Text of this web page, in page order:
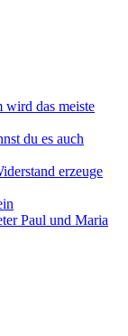
wird das meiste
du es auch
erzeuge
Paul und Maria